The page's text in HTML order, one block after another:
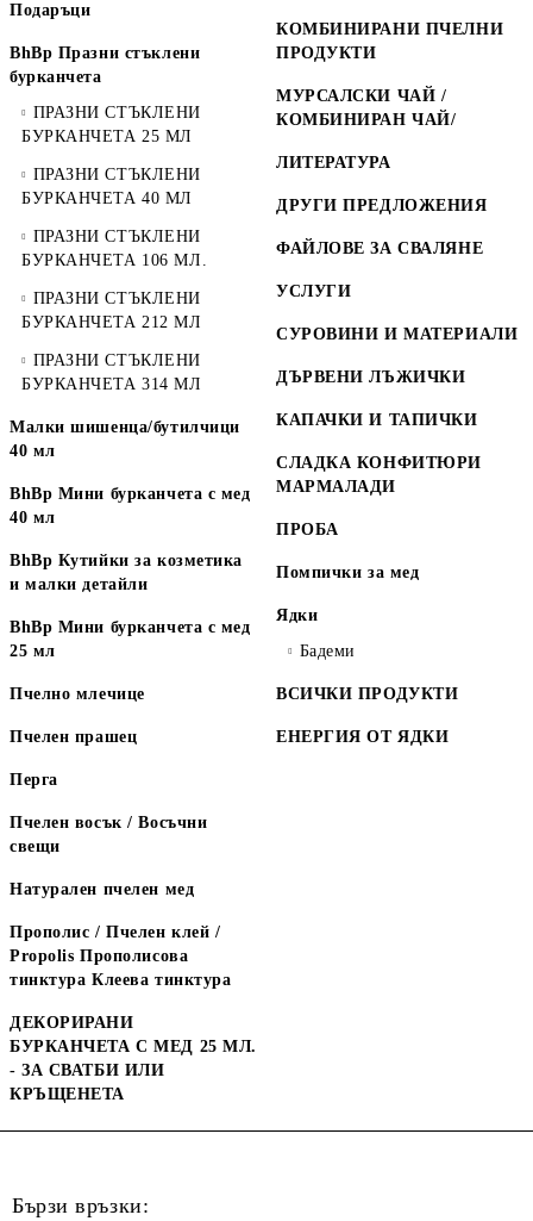
Подаръци
BhBp Празни стъклени
бурканчета
ПРАЗНИ СТЪКЛЕНИ
БУРКАНЧЕТА 25 МЛ
ПРАЗНИ СТЪКЛЕНИ
БУРКАНЧЕТА 40 МЛ
ПРАЗНИ СТЪКЛЕНИ
БУРКАНЧЕТА 106 МЛ.
ПРАЗНИ СТЪКЛЕНИ
БУРКАНЧЕТА 212 МЛ
ПРАЗНИ СТЪКЛЕНИ
БУРКАНЧЕТА 314 МЛ
Малки шишенца/бутилчици
40 мл
BhBp Мини бурканчета с мед
40 мл
BhBp Кутийки за козметика
и малки детайли
BhBp Мини бурканчета с мед
25 мл
Пчелно млечице
Пчелен прашец
Перга
Пчелен восък / Восъчни
свещи
Натурален пчелен мед
Прополис / Пчелен клей /
Propolis Прополисова
тинктура Клеева тинктура
ДЕКОРИРАНИ
БУРКАНЧЕТА С МЕД 25 МЛ.
- ЗА СВАТБИ ИЛИ
КРЪЩЕНЕТА
КОМБИНИРАНИ ПЧЕЛНИ
ПРОДУКТИ
МУРСАЛСКИ ЧАЙ /
КОМБИНИРАН ЧАЙ/
ЛИТЕРАТУРА
ДРУГИ ПРЕДЛОЖЕНИЯ
ФАЙЛОВЕ ЗА СВАЛЯНЕ
УСЛУГИ
СУРОВИНИ И МАТЕРИАЛИ
ДЪРВЕНИ ЛЪЖИЧКИ
КАПАЧКИ И ТАПИЧКИ
СЛАДКА КОНФИТЮРИ
МАРМАЛАДИ
ПРОБА
Помпички за мед
Ядки
Бадеми
ВСИЧКИ ПРОДУКТИ
ЕНЕРГИЯ ОТ ЯДКИ
Бързи връзки: